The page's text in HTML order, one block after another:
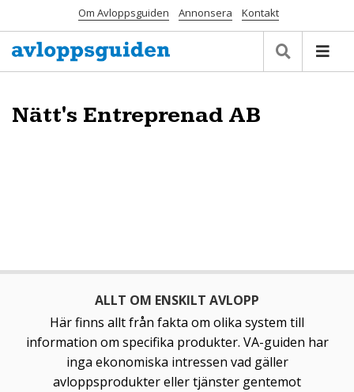
Om Avloppsguiden Annonsera Kontakt
Nätt's Entreprenad AB
ALLT OM ENSKILT AVLOPP
Här finns allt från fakta om olika system till
information om specifika produkter. VA-guiden har
inga ekonomiska intressen vad gäller
avloppsprodukter eller tjänster gentemot